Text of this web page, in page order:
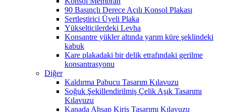
90 Basınçlı Derece Açılı Konsol Plakası
Sertleştirici Üyeli Plaka
Yükselticilerdeki Levha
Konsantre yükler altında yarım küre şeklindeki
kabuk
Kare plakadaki bir delik etrafındaki gerilme
konsantrasyonu
Diğer
Kaldırma Pabucu Tasarım Kılavuzu
Soğuk Şekillendirilmiş Çelik Aşık Tasarımı
Kılavuzu
Kanada Ahşap Kiriş Tasarımı Kılavuzu